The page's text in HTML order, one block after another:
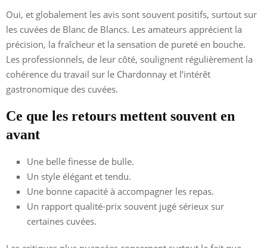
Oui, et globalement les avis sont souvent positifs, surtout sur
les cuvées de Blanc de Blancs. Les amateurs apprécient la
précision, la fraîcheur et la sensation de pureté en bouche.
Les professionnels, de leur côté, soulignent régulièrement la
cohérence du travail sur le Chardonnay et l’intérêt
gastronomique des cuvées.
Ce que les retours mettent souvent en
avant
Une belle finesse de bulle.
Un style élégant et tendu.
Une bonne capacité à accompagner les repas.
Un rapport qualité-prix souvent jugé sérieux sur
certaines cuvées.